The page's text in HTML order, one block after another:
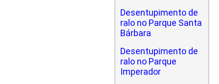
Desentupimento de
ralo no Parque Santa
Bárbara
Desentupimento de
ralo no Parque
Imperador